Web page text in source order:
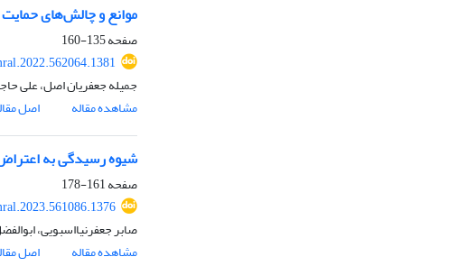
موانع و چالش‌های
صفحه135-160
جمیله جعفریان اصل، علی
مشاهده مقاله
اصل
شیوه رسیدگی به
صفحه161-178
صابر جعفرنیااسبویی،
مشاهده مقاله
اصل